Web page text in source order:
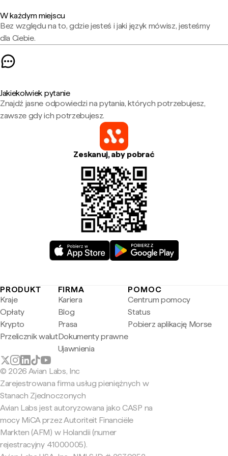
W każdym miejscu
Bez względu na to, gdzie jesteś i jaki język mówisz, jesteśmy
dla Ciebie.
Jakiekolwiek pytanie
Znajdź jasne odpowiedzi na pytania, których potrzebujesz,
zawsze gdy ich potrzebujesz.
Zeskanuj, aby pobrać
PRODUKT
Kraje
Opłaty
Krypto
Przelicznik walut
FIRMA
Kariera
Blog
Prasa
Dokumenty prawne
Ujawnienia
POMOC
Centrum pomocy
Status
Pobierz aplikację Morse
© 2026 Avian Labs, Inc
Zarejestrowana firma usług pieniężnych w
Stanach Zjednoczonych
Avian Labs jest autoryzowana jako CASP na
mocy MiCA przez Autoriteit Financiële
Markten (AFM) w Holandii (numer
rejestracyjny 41000005).